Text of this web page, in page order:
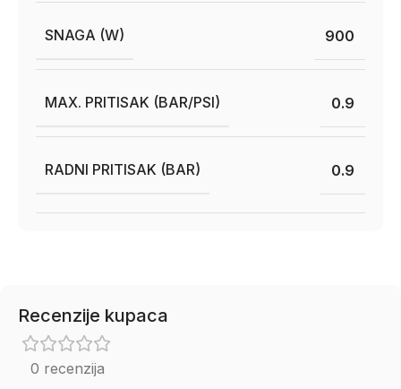
SNAGA (W) 900
MAX. PRITISAK (BAR/PSI) 0.9
RADNI PRITISAK (BAR) 0.9
Recenzije kupaca
0 recenzija